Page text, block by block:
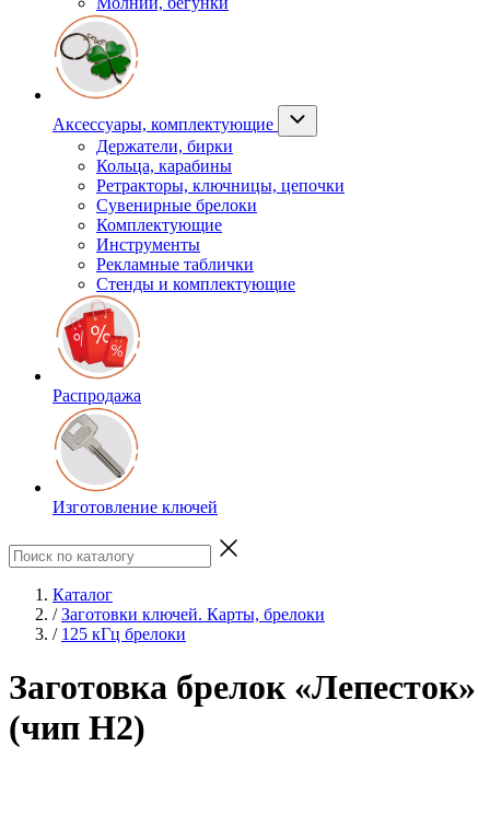
Аксессуары, комплектующие
Держатели, бирки
Кольца, карабины
Ретракторы, ключницы, цепочки
Сувенирные брелоки
Комплектующие
Инструменты
Рекламные таблички
Стенды и комплектующие
Распродажа
Изготовление ключей
Каталог
/ Заготовки ключей. Карты, брелоки
/ 125 кГц брелоки
Заготовка брелок «Лепесток»
(чип H2)